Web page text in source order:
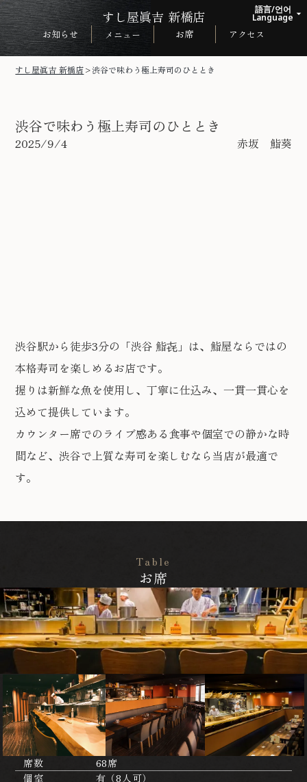
すし屋眞吉 新橋店>渋谷で味わう極上寿司のひととき
渋谷で味わう極上寿司のひととき
2025/9/4 赤坂 鮨葵
渋谷駅から徒歩3分の「渋谷 鮨㐂」は、鮨屋ならではの
本格寿司を楽しめるお店です。
握りは新鮮な魚を使用し、丁寧に仕込み、一貫一貫心を
込めて提供しています。
カウンター席でのライブ感ある食事や個室での静かな時
間など、渋谷で上質な寿司を楽しむなら当店が最適で
す。
Table
お席
席数
68席
個室
有（8人可）
語言/언어
Language arrow_drop_up
すし屋眞吉 新橋店
お知らせ メニュー お席 アクセス